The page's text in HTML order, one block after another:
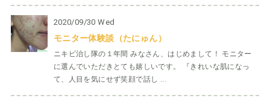
2020/09/30 Wed
モニター体験談（たにゅん）
ニキビ治し隊の１年間 みなさん、はじめまして！ モニター
に選んでいただきとても嬉しいです。 『きれいな肌になっ
て、人目を気にせず笑顔で話し ...